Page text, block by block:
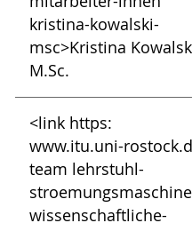
kristina-kowalski-
msc>Kristina
M.Sc.
<link https:
www.itu.uni-
team lehrstuhl-
wissenschaftliche-